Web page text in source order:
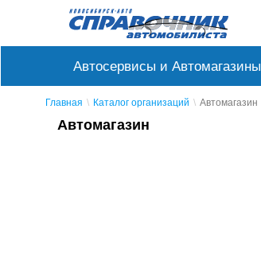
Автосервисы и Автомагазины
Главная Каталог организаций Автомагазин
Автомагазин